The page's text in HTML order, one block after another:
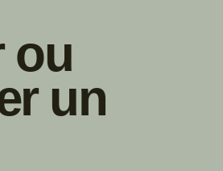
ou
un